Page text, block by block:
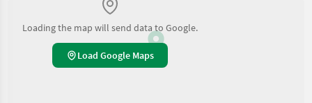
Loading the map will send data to Google.
Load Google Maps